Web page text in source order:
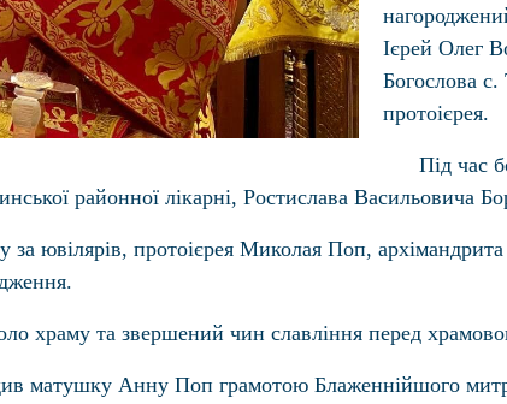
Ієрей Олег
Богослова
протоієрея.
Під час
районної лікарні, Ростислава Васильовича
за ювілярів, протоієрея Миколая Поп,
храму та звершений чин славління перед
матушку Анну Поп грамотою Блаженнійшого